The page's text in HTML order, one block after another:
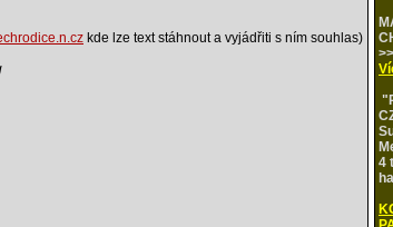
kde lze text stáhnout a vyjádřiti s ním souhlas)
>>
4